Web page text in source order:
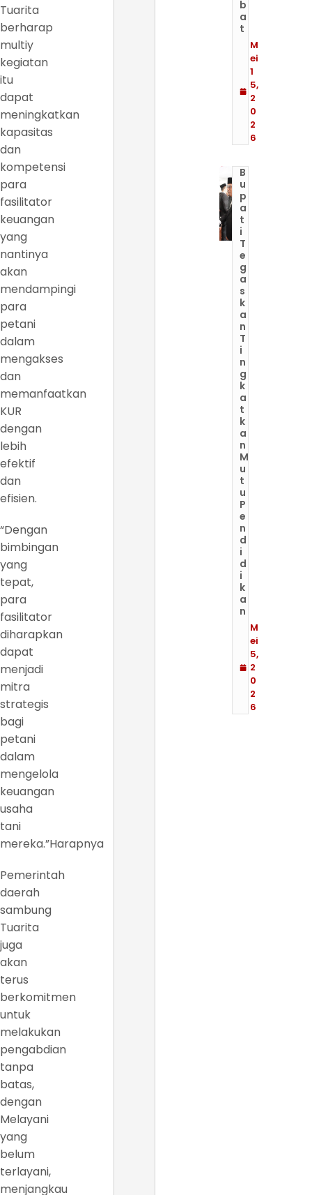
Tuarita
berharap
multiy
kegiatan
itu
dapat
meningkatkan
kapasitas
dan
kompetensi
para
fasilitator
keuangan
yang
nantinya
akan
mendampingi
para
petani
dalam
mengakses
dan
memanfaatkan
KUR
dengan
lebih
efektif
dan
efisien.
“Dengan
bimbingan
yang
tepat,
para
fasilitator
diharapkan
dapat
menjadi
mitra
strategis
bagi
petani
dalam
mengelola
keuangan
usaha
tani
mereka.”Harapnya
Pemerintah
daerah
sambung
Tuarita
juga
akan
terus
berkomitmen
untuk
melakukan
pengabdian
tanpa
batas,
dengan
Melayani
yang
belum
terlayani,
menjangkau
b
a
t
M
ei
1
5,
2
0
2
6
B
u
p
a
t
i
T
e
g
a
s
k
a
n
T
i
n
g
k
a
t
k
a
n
M
u
t
u
P
e
n
d
i
d
i
k
a
n
M
ei
5,
2
0
2
6